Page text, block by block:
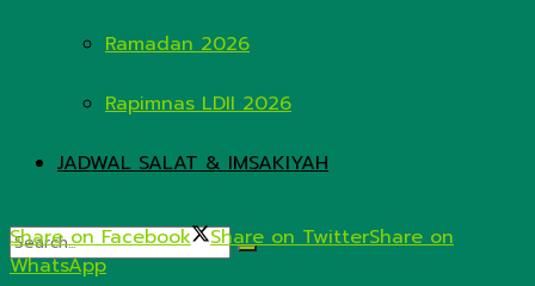
Ramadan 2026
Rapimnas LDII 2026
JADWAL SALAT & IMSAKIYAH
Share on Facebook Share on TwitterShare on
WhatsApp